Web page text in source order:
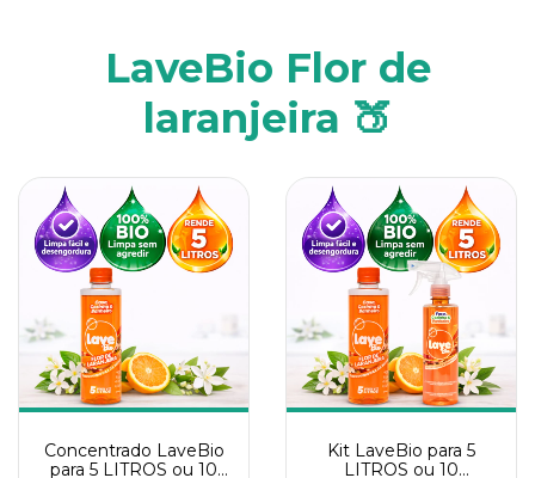
LaveBio Flor de
laranjeira 🍑
Concentrado LaveBio
para 5 LITROS ou 10
Kit LaveBio para 5
LITROS ou 10